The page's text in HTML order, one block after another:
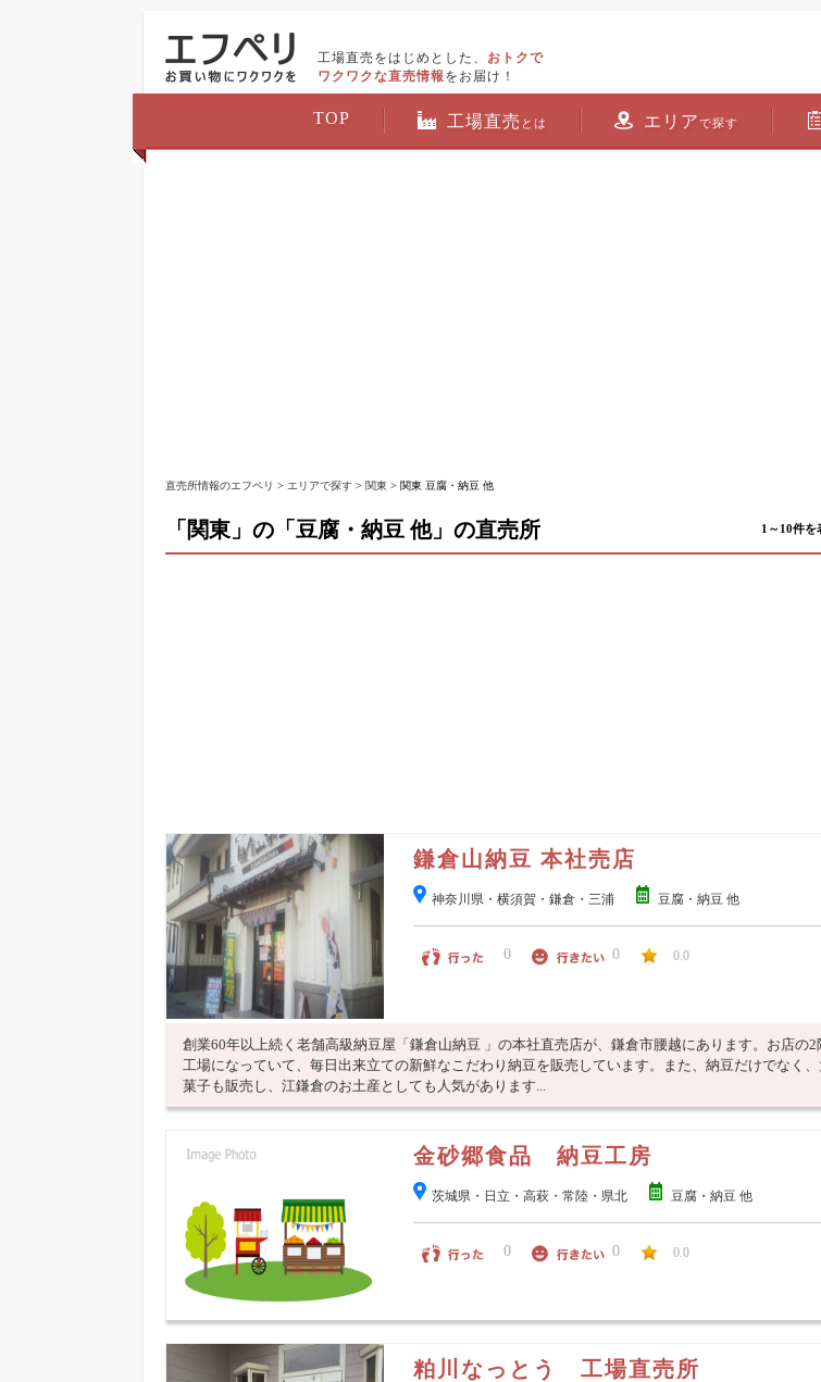
工場直売をはじめとした、 おトクで
ワクワクな直売情報 をお届け！
TOP 工場直売 とは エリアで探す
直売所情報のエフペリ > エリアで探す > 関東 > 関東 豆腐・納豆 他
「関東」の「豆腐・納豆 他」の直売所 1～10件を
鎌倉山納豆 本社売店
神奈川県・横須賀・鎌倉・三浦 豆腐・納豆 他
0 0 0.0
創業60年以上続く老舗高級納豆屋「鎌倉山納豆 」の本社直売店が、鎌倉市腰越にあります。お店の2
工場になっていて、毎日出来立ての新鮮なこだわり納豆を販売しています。また、納豆だけでなく
菓子も販売し、江鎌倉のお土産としても人気があります...
金砂郷食品 納豆工房
茨城県・日立・高萩・常陸・県北 豆腐・納豆 他
0 0 0.0
粕川なっとう 工場直売所